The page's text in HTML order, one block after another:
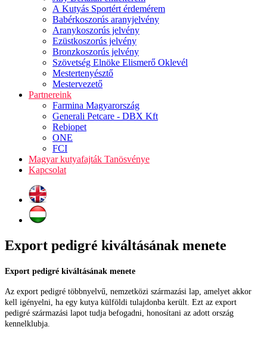
A Kutyás Sportért érdemérem
Babérkoszorús aranyjelvény
Aranykoszorús jelvény
Ezüstkoszorús jelvény
Bronzkoszorús jelvény
Szövetség Elnöke Elismerő Oklevél
Mestertenyésztő
Mestervezető
Partnereink
Farmina Magyarország
Generali Petcare - DBX Kft
Rebiopet
ONE
FCI
Magyar kutyafajták Tanösvénye
Kapcsolat
Export pedigré kiváltásának menete
Export pedigré kiváltásának menete
Az export pedigré többnyelvű, nemzetközi származási lap, amelyet akkor
kell igényelni, ha egy kutya külföldi tulajdonba került. Ezt az export
pedigré származási lapot tudja befogadni, honosítani az adott ország
kennelklubja.